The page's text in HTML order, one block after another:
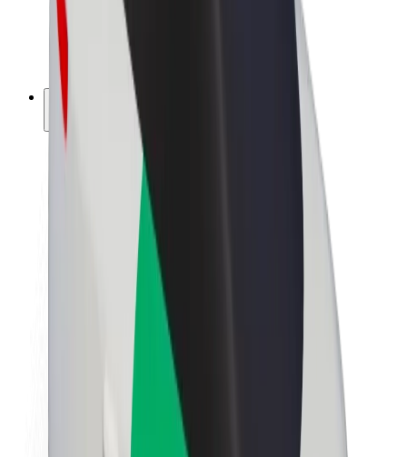
Bolt Food პარტნიორები
ავტოპარკები
ფრენჩაიზი
კომპანია
ვაკანსიები
Bolt-ის შესახებ
Bolt და ეკომეგობრულობა
ნულოვანი პროექტი
სიახლეები
ბრენდის გზამკვლევი
ინვესტორებთან ურთიერთობა
ლიდერობა